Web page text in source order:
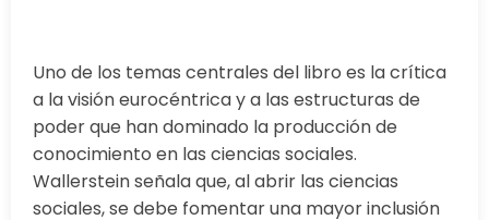
Uno de los temas centrales del libro es la crítica
a la visión eurocéntrica y a las estructuras de
poder que han dominado la producción de
conocimiento en las ciencias sociales.
Wallerstein señala que, al abrir las ciencias
sociales, se debe fomentar una mayor inclusión